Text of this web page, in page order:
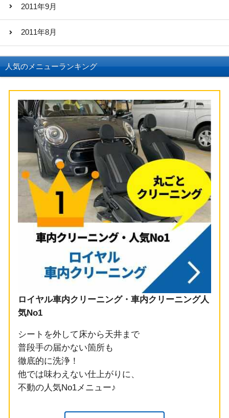
2011年9月
2011年8月
人気のメニューランキング
ロイヤル車内クリーニング・車内クリーニング人
気No1
シートを外して床から天井まで
普段手の届かない箇所も
徹底的に洗浄！
他では味わえない仕上がりに、
不動の人気No1メニュー♪